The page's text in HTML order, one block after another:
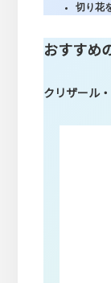
切り花
おすすめ
クリザール